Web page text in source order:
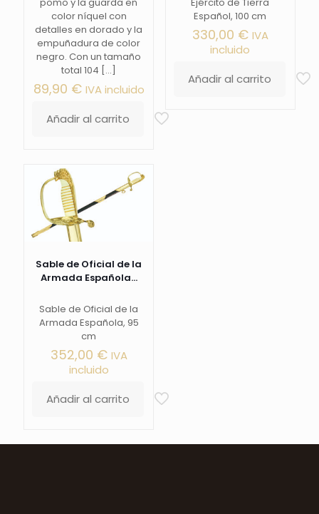
color níquel con
detalles en dorado y la
empuñadura de color
negro. Con un tamaño
total 104 […]
89,90 € IVA incluido
Añadir al carrito
Español, 100 cm
330,00 € IVA
incluido
Añadir al carrito
Sable de Oficial de la
Armada Española...
Sable de Oficial de la
Armada Española, 95
cm
352,00 € IVA
incluido
Añadir al carrito